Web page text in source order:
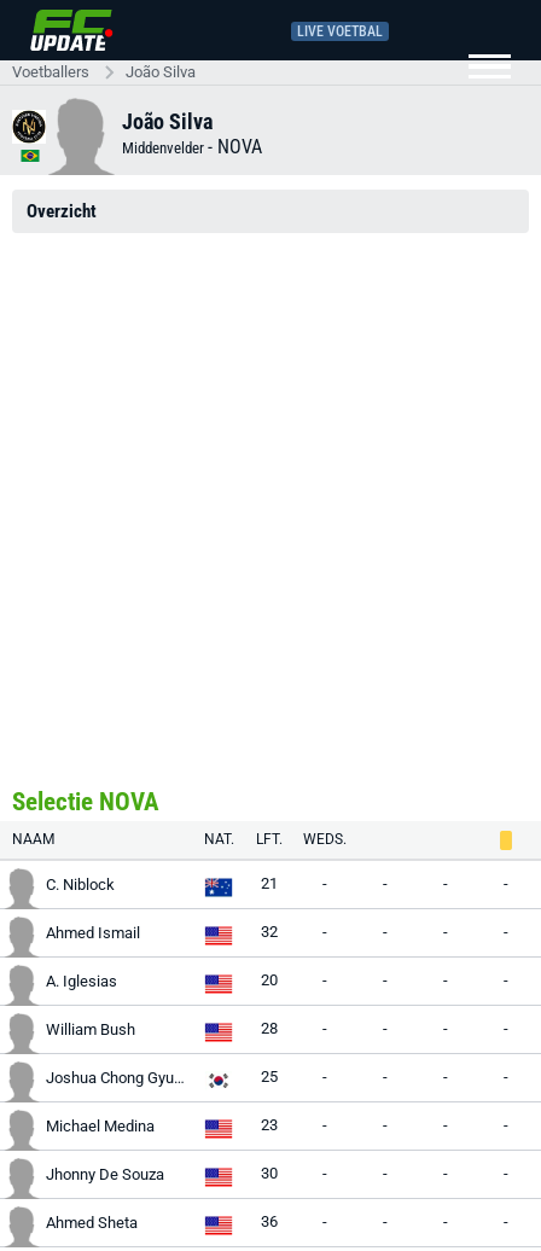
LIVE VOETBAL
Voetballers João Silva
João Silva
Middenvelder - NOVA
Overzicht
Selectie NOVA
NAAM NAT. LFT. WEDS.
C. Niblock 21 - - - -
Ahmed Ismail 32 - - - -
A. Iglesias 20 - - - -
William Bush 28 - - - -
Joshua Chong Gyuwon 25 - - - -
Michael Medina 23 - - - -
Jhonny De Souza 30 - - - -
Ahmed Sheta 36 - - - -